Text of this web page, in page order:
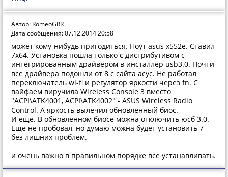
Автор: RomeoGRR
Дата сообщения: 07.12.2014 20:58
может кому-нибудь пригодиться. Ноут asus x552e. Ставил
7х64. Установка пошла только с дистрибутивом с
интегрированным драйвером в инсталлер usb3.0. Почти
все драйвера подошли от 8 с сайта асус. Не работал
переключатель wi-fi и регулятор яркости через fn. С
вайфаем виручила Wireless Console 3 вместо
"ACPI\ATK4001, ACPI\ATK4002" - ASUS Wireless Radio
Control. А яркость вылечил обновленный биос.
И еще. В обновленном биосе можна отключить юсб 3.0.
Еще не пробовал, но думаю можна будет установить 7
без лишних проблем.
и очень важно в правильном порядке все устанавливать.